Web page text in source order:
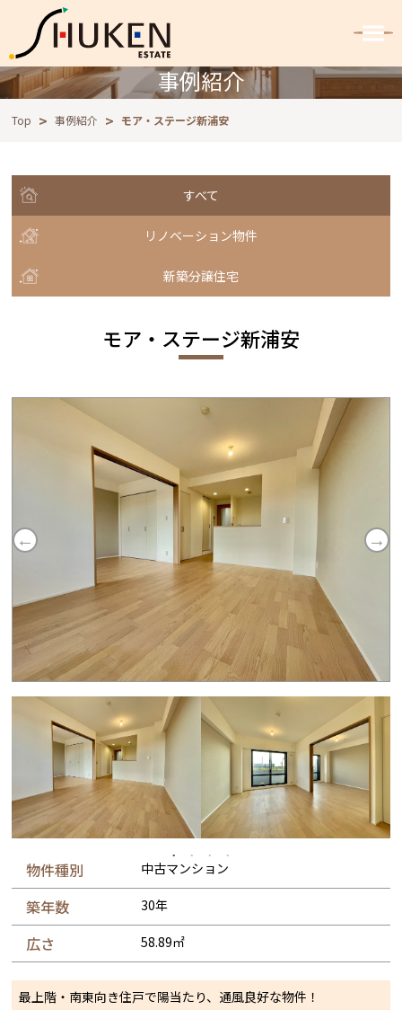
事例紹介
Top 事例紹介 モア・ステージ新浦安
すべて
リノベーション物件
新築分譲住宅
モア・ステージ新浦安
物件種別 中古マンション
築年数 30年
広さ 58.89㎡
最上階・南東向き住戸で陽当たり、通風良好な物件！